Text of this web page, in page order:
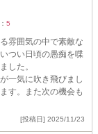
5
雰囲気の中で素敵な
つい日頃の愚痴を喋
した。
一気に吹き飛びまし
す。また次の機会も
[投稿日] 2025/11/23